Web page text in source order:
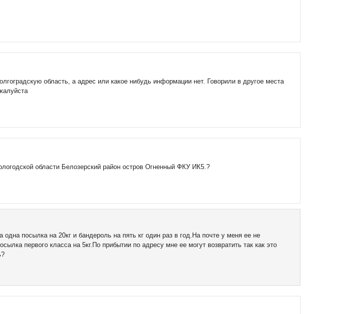
область, а адрес или какое нибудь информации нет. Говорили в другое места
области Белозерский район остров Огненный ФКУ ИК5.?
посылка на 20кг и бандероль на пять кг один раз в год.На почте у меня ее не
первого класса на 5кг.По прибытии по адресу мне ее могут возвратить так как это